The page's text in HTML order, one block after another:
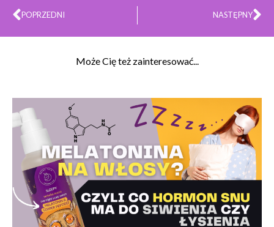
Prev
POPRZEDNI NASTĘPNY
Może Cię też zainteresować...